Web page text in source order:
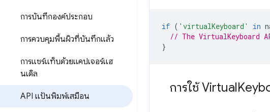
การบันทึกองค์ประกอบ
การควบคุมพื้นผิวที่บันทึกแล้ว
การแชร์แท็บด้วยแคปเจอร์แฮ
นเดิล
API แป้นพิมพ์เสมือน
if ( 'virtualKeyboard' in
// The VirtualKeyboard
}
การใช้ Virtual